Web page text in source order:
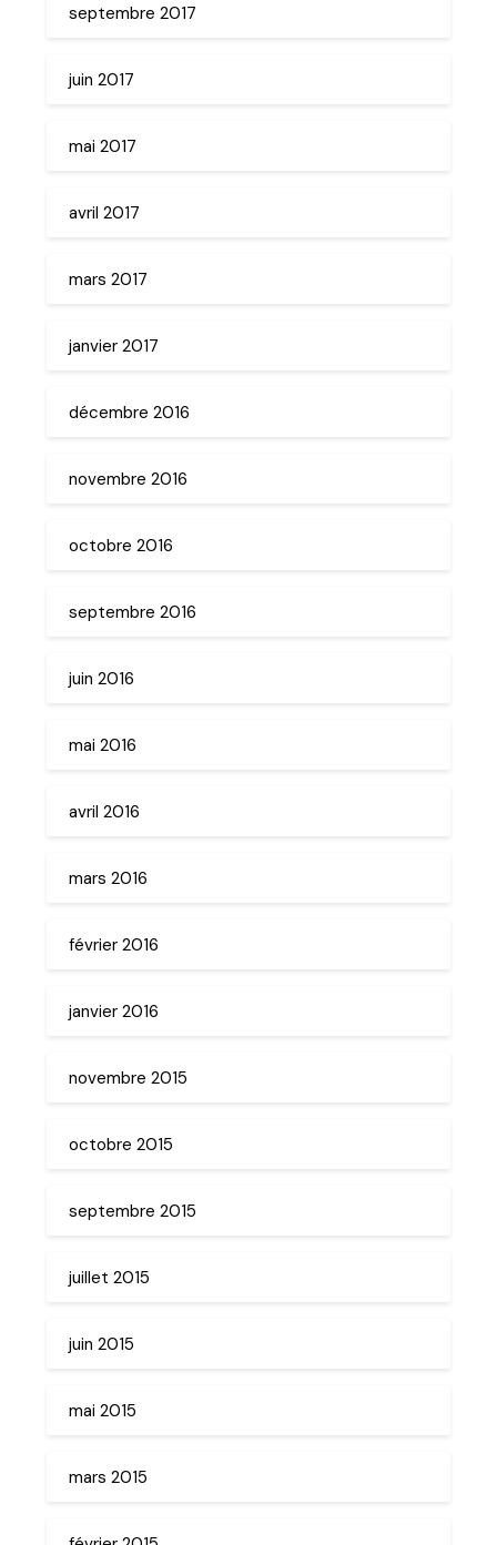
septembre 2017
juin 2017
mai 2017
avril 2017
mars 2017
janvier 2017
décembre 2016
novembre 2016
octobre 2016
septembre 2016
juin 2016
mai 2016
avril 2016
mars 2016
février 2016
janvier 2016
novembre 2015
octobre 2015
septembre 2015
juillet 2015
juin 2015
mai 2015
mars 2015